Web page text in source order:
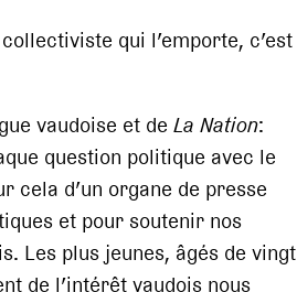
qui l’emporte, c’est
vaudoise et de La Nation:
question politique avec le
cela d’un organe de presse
et pour soutenir nos
Les plus jeunes, âgés de vingt
de l’intérêt vaudois nous